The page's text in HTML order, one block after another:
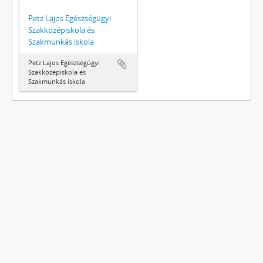
Petz Lajos Egészségügyi
Szakközépiskola és
Szakmunkás iskola
Petz Lajos Egészségügyi
Szakközépiskola és
Szakmunkás iskola